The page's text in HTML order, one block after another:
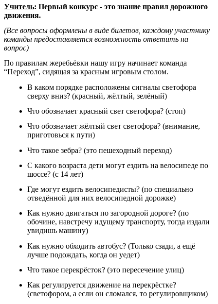
Учитель: Первый конкурс - это знание правил дорожного
движения.
(Все вопросы оформлены в виде билетов, каждому участнику
команды предоставляется возможность ответить на
вопрос)
По правилам жеребьёвки нашу игру начинает команда
“Переход”, сидящая за красным игровым столом.
В каком порядке расположены сигналы светофора
сверху вниз? (красный, жёлтый, зелёный)
Что обозначает красный свет светофора? (стоп)
Что обозначает жёлтый свет светофора? (внимание,
приготовься к пути)
Что такое зебра? (это пешеходный переход)
С какого возраста дети могут ездить на велосипеде по
шоссе? (с 14 лет)
Где могут ездить велосипедисты? (по специально
отведённой для них велосипедной дорожке)
Как нужно двигаться по загородной дороге? (по
обочине, навстречу идущему транспорту, тогда издали
увидишь машину)
Как нужно обходить автобус? (Только сзади, а ещё
лучше подождать, когда он уедет)
Что такое перекрёсток? (это пересечение улиц)
Как регулируется движение на перекрёстке?
(светофором, а если он сломался, то регулировщиком)